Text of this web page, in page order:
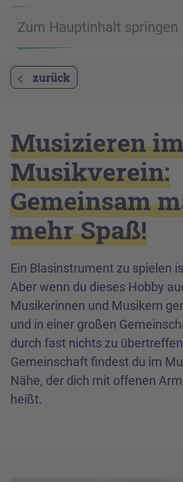
Zum Hauptinhalt springen
zurück
Musizieren
Musikverein:
Gemeinsam
mehr Spaß!
Ein Blasinstrument zu spielen
Aber wenn du dieses Hobby
Musikerinnen und Musikern
und in einer großen
durch fast nichts zu
Gemeinschaft findest du im
Nähe, der dich mit offenen
heißt.